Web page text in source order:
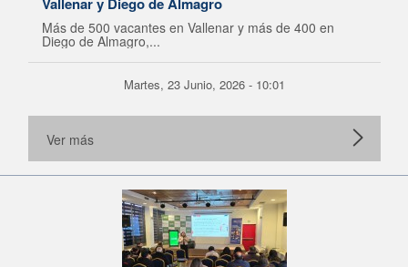
Más de 500 vacantes en Vallenar y más de 400 en
Diego de Almagro,...
Martes, 23 Junio, 2026 - 10:01
Ver más